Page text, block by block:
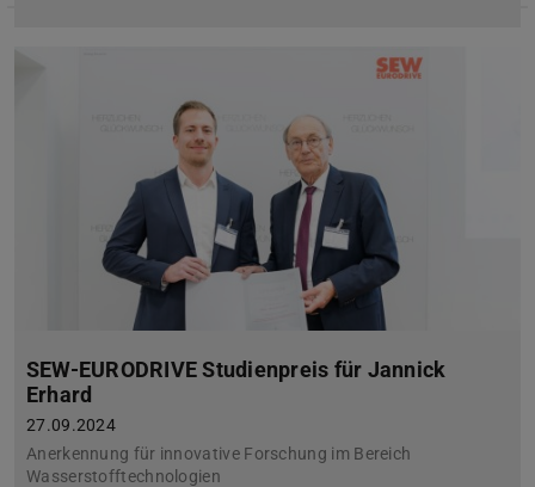
SEW-EURODRIVE Studienpreis für Jannick
Erhard
27.09.2024
Anerkennung für innovative Forschung im Bereich
Wasserstofftechnologien